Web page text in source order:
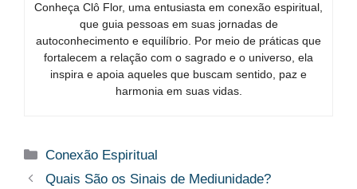
Conheça Clô Flor, uma entusiasta em conexão espiritual,
que guia pessoas em suas jornadas de
autoconhecimento e equilíbrio. Por meio de práticas que
fortalecem a relação com o sagrado e o universo, ela
inspira e apoia aqueles que buscam sentido, paz e
harmonia em suas vidas.
Categorias
Conexão Espiritual
Quais São os Sinais de Mediunidade?